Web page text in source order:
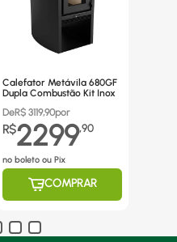
Calefator Metávila 680GF
Dupla Combustão Kit Inox
DeR$ 3119,90por
R$2299,90
no boleto ou Pix
COMPRAR